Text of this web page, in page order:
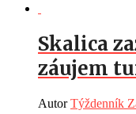
Skalica
záujem
AutorTýždenník